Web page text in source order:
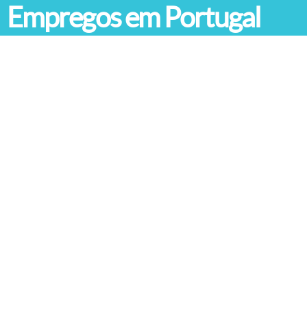
Empregos em Portugal